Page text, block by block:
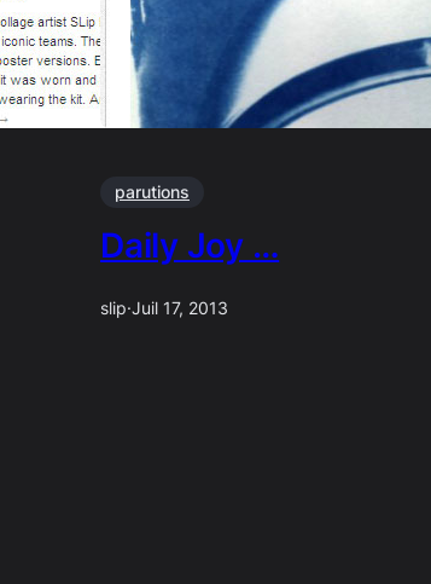
parutions
Daily Joy …
slip·Juil 17, 2013